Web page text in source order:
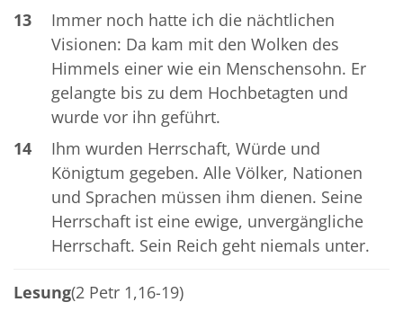
13
Immer noch hatte ich die nächtlichen
Visionen: Da kam mit den Wolken des
Himmels einer wie ein Menschensohn. Er
gelangte bis zu dem Hochbetagten und
wurde vor ihn geführt.
14
Ihm wurden Herrschaft, Würde und
Königtum gegeben. Alle Völker, Nationen
und Sprachen müssen ihm dienen. Seine
Herrschaft ist eine ewige, unvergängliche
Herrschaft. Sein Reich geht niemals unter.
Lesung(2 Petr 1,16-19)